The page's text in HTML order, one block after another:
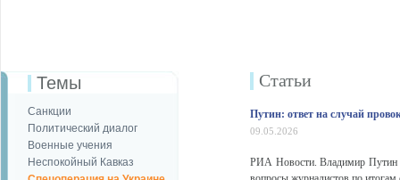
Темы
Санкции
Политический диалог
Военные учения
Неспокойный Кавказ
Статьи
Путин: ответ на случай
09.05.2026
РИА Новости. Владимир Путин